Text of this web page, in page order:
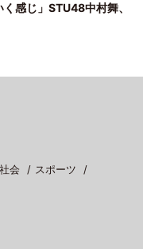
感じ」STU48中村舞、
社会
スポーツ